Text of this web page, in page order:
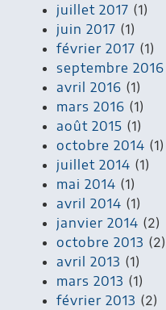
juillet 2017 (1)
juin 2017 (1)
février 2017 (1)
septembre 2016
avril 2016 (1)
mars 2016 (1)
août 2015 (1)
octobre 2014 (1)
juillet 2014 (1)
mai 2014 (1)
avril 2014 (1)
janvier 2014 (2)
octobre 2013 (2)
avril 2013 (1)
mars 2013 (1)
février 2013 (2)